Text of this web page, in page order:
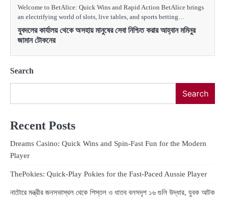
Welcome to BetAlice: Quick Wins and Rapid Action BetAlice brings
an electrifying world of slots, live tables, and sports betting…
যুবদলের কার্যালয় থেকে অসহায় মানুষের সেবা নিশ্চিত করার আহ্বান মমিনুর
জামান টোকনের
Search
Search
Recent Posts
Dreams Casino: Quick Wins and Spin‑Fast Fun for the Modern
Player
ThePokies: Quick‑Play Pokies for the Fast‑Paced Aussie Player
নাটোরে মন্ত্রীর জনসভাস্থল থেকে পিস্তল ও ধাতব বলসদৃশ ১৬ গুলি উদ্ধার, যুবক আটক